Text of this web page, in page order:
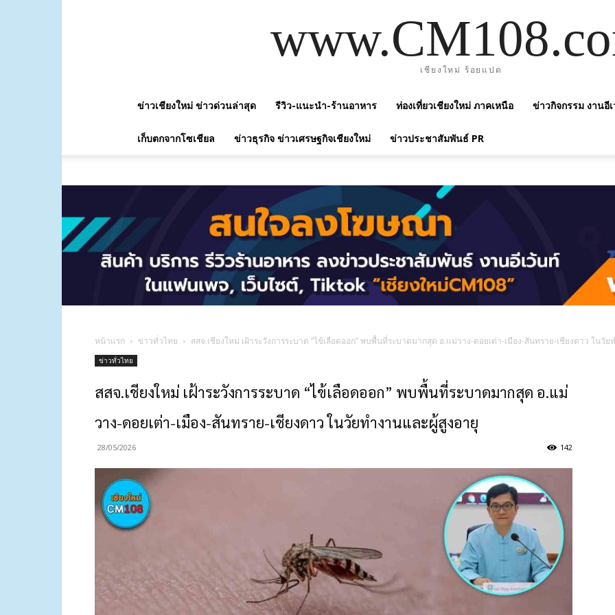
เชียงใหม่ ร้อยแปด
ข่าวเชียงใหม่ ข่าวด่วนล่าสุด รีวิว-แนะนำ-ร้านอาหาร ท่องเที่ยวเชียงใหม่ ภาคเหนือ ข่าวกิจกรรม งานอี
เก็บตกจากโซเชียล ข่าวธุรกิจ ข่าวเศรษฐกิจเชียงใหม่ ข่าวประชาสัมพันธ์ PR
หน้าแรก ข่าวทั่วไทย สสจ.เชียงใหม่ เฝ้าระวังการระบาด “ไข้เลือดออก” พบพื้นที่ระบาดมากสุด อ.แม่วาง-ดอยเต่า-เมือง-สันทราย-เชียงดาว ในวัย
ข่าวทั่วไทย
สสจ.เชียงใหม่ เฝ้าระวังการระบาด “ไข้เลือดออก” พบพื้นที่ระบาดมากสุด อ.แม่
วาง-ดอยเต่า-เมือง-สันทราย-เชียงดาว ในวัยทำงานและผู้สูงอายุ
28/05/2026 142